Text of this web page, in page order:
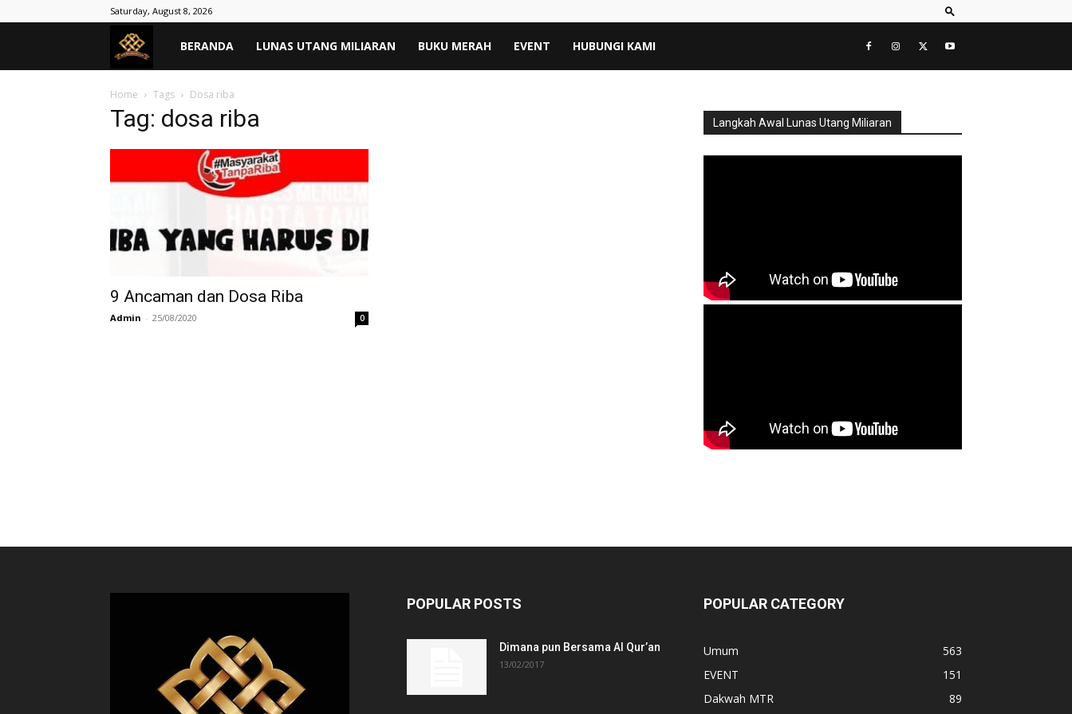
Saturday, August 8, 2026
MASYARAKAT
TANPA
–
Lunas
BERANDA LUNAS UTANG MILIARAN BUKU MERAH EVENT HUBUNGI KAMI
Home Tags Dosa riba
Tag: dosa riba
9 Ancaman dan Dosa Riba
Admin - 25/08/2020 0
Langkah Awal Lunas Utang Miliaran
POPULAR POSTS
Dimana pun Bersama Al Qur’an
13/02/2017
POPULAR CATEGORY
Umum
563
EVENT
151
Dakwah MTR
89